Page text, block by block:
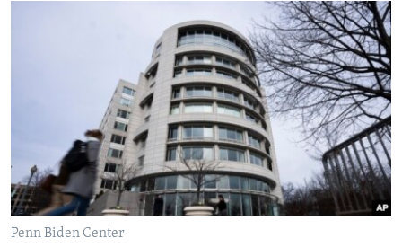
Penn Biden Center